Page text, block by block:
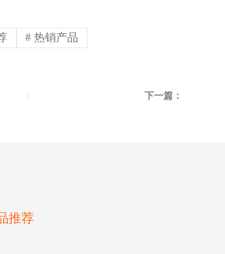
# 热销产品
下一篇：
推荐